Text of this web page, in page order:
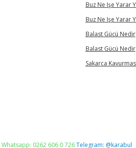
Buz Ne Işe Yarar
Buz Ne Işe Yarar
Balast Gücü Nedir
Balast Gücü Nedir
Sakarca
Whatsapp: 0262 606 0 726Telegram: @karabul